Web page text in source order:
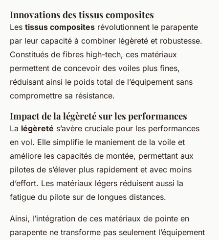
Innovations des tissus composites
Les tissus composites révolutionnent le parapente
par leur capacité à combiner légèreté et robustesse.
Constitués de fibres high-tech, ces matériaux
permettent de concevoir des voiles plus fines,
réduisant ainsi le poids total de l’équipement sans
compromettre sa résistance.
Impact de la légèreté sur les performances
La légèreté s’avère cruciale pour les performances
en vol. Elle simplifie le maniement de la voile et
améliore les capacités de montée, permettant aux
pilotes de s’élever plus rapidement et avec moins
d’effort. Les matériaux légers réduisent aussi la
fatigue du pilote sur de longues distances.
Ainsi, l’intégration de ces matériaux de pointe en
parapente ne transforme pas seulement l’équipement